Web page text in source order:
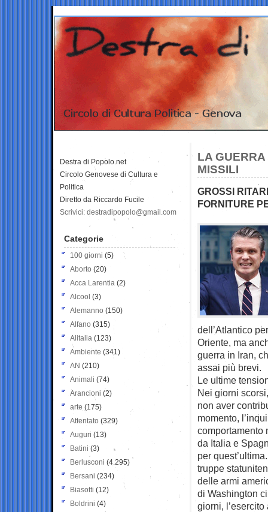
LA
MISSILI
GROSSI
FORNITURE
dell’Atlantico
Oriente, ma
guerra in Iran,
assai più brevi.
Le ultime
Nei giorni
non aver
momento,
comportamento
da Italia e
per
truppe
delle armi
di Washington
giorni,
Destra di Popolo.net
Circolo Genovese di Cultura e
Politica
Diretto da Riccardo Fucile
Scrivici: destradipopolo@gmail.com
Categorie
100 giorni (5)
Aborto (20)
Acca Larentia (2)
Alcool (3)
Alemanno (150)
Alfano (315)
Alitalia (123)
Ambiente (341)
AN (210)
Animali (74)
Arancioni (2)
arte (175)
Attentato (329)
Auguri (13)
Batini (3)
Berlusconi (4.295)
Bersani (234)
Biasotti (12)
Boldrini (4)